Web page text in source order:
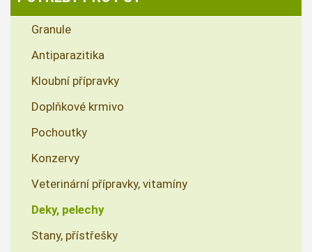
Granule
Antiparazitika
Kloubní přípravky
Doplňkové krmivo
Pochoutky
Konzervy
Veterinární přípravky, vitamíny
Deky, pelechy
Stany, přístřešky